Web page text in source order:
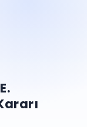
Vekalet
Yap